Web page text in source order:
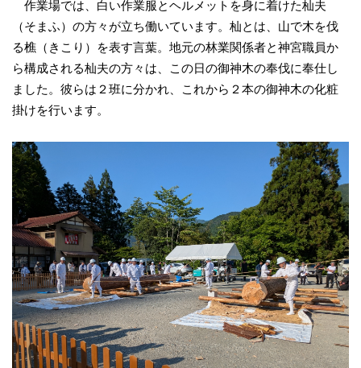
作業場では、白い作業服とヘルメットを身に着けた杣夫
（そまふ）の方々が立ち働いています。杣とは、山で木を伐
る樵（きこり）を表す言葉。地元の林業関係者と神宮職員か
ら構成される杣夫の方々は、この日の御神木の奉伐に奉仕し
ました。彼らは２班に分かれ、これから２本の御神木の化粧
掛けを行います。